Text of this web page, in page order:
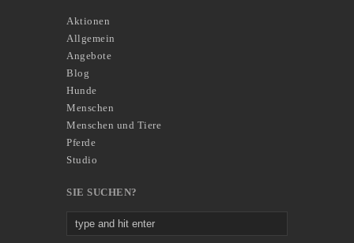
Aktionen
Allgemein
Angebote
Blog
Hunde
Menschen
Menschen und Tiere
Pferde
Studio
SIE SUCHEN?